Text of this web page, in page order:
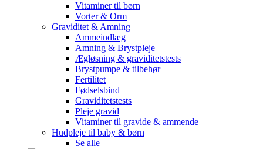
Vitaminer til børn
Vorter & Orm
Graviditet & Amning
Ammeindlæg
Amning & Brystpleje
Ægløsning & graviditetstests
Brystpumpe & tilbehør
Fertilitet
Fødselsbind
Graviditetstests
Pleje gravid
Vitaminer til gravide & ammende
Hudpleje til baby & børn
Se alle